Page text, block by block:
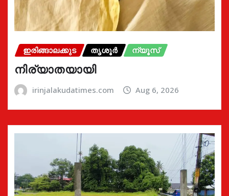
ഇരിങ്ങാലക്കുട തൃശൂർ ന്യൂസ്
നിര്യാതയായി
irinjalakudatimes.com Aug 6, 2026